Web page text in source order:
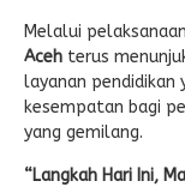
Melalui
Aceh terus
layanan pendidikan
kesempatan bagi
yang gemilang.
“Langkah Hari Ini,